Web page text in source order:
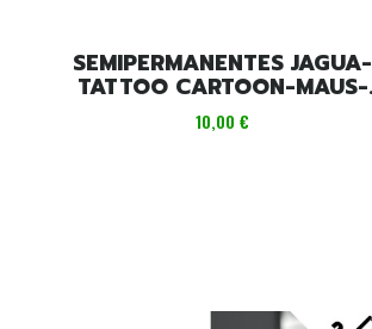
SEMIPERMANENTES JAGUA-
TATTOO CARTOON-MAUS-
SKELETT [10,5 CM X 7,5 CM]
Preis
10,00 €